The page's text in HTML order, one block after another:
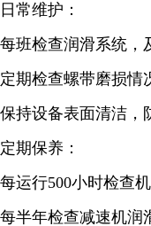
日常维护：
每班检查润滑系统，
定期检查螺带磨损情
保持设备表面清洁，
定期保养：
每运行500小时检查
每半年检查减速机润